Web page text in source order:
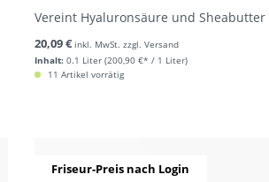
Vereint Hyaluronsäure und Sheabutter
Inhalt: 0.1 Liter (200,90 €* / 1 Liter)
20,09 € inkl. MwSt. zzgl. Versand
11 Artikel vorrätig
Friseur-Preis nach Login